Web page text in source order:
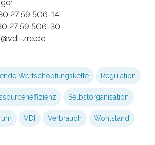
27 59 506-14
27 59 506-30
zre.de
Wertschöpfungskette Regulation
Selbstorganisation
VDI Verbrauch Wohlstand